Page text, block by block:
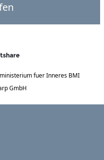
fuer Inneres BMI
GmbH